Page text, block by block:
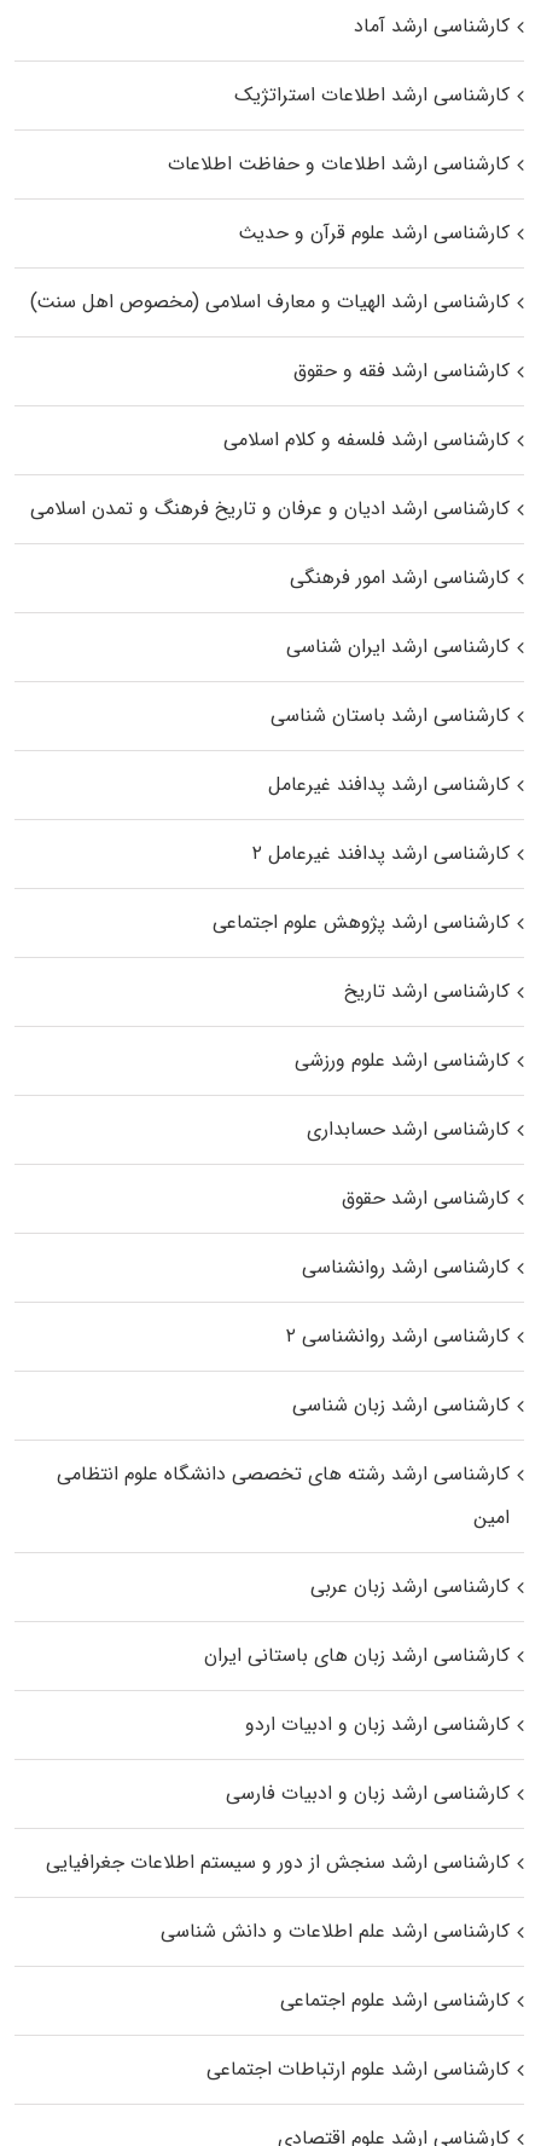
کارشناسی ارشد آماد
کارشناسی ارشد اطلاعات استراتژیک
کارشناسی ارشد اطلاعات و حفاظت اطلاعات
کارشناسی ارشد علوم قرآن و حدیث
کارشناسی ارشد الهیات و معارف اسلامی (مخصوص اهل سنت)
کارشناسی ارشد فقه و حقوق
کارشناسی ارشد فلسفه و کلام اسلامی
کارشناسی ارشد ادیان و عرفان و تاریخ فرهنگ و تمدن اسلامی
کارشناسی ارشد امور فرهنگی
کارشناسی ارشد ایران شناسی
کارشناسی ارشد باستان شناسی
کارشناسی ارشد پدافند غیرعامل
کارشناسی ارشد پدافند غیرعامل ۲
کارشناسی ارشد پژوهش علوم اجتماعی
کارشناسی ارشد تاریخ
کارشناسی ارشد علوم ورزشی
کارشناسی ارشد حسابداری
کارشناسی ارشد حقوق
کارشناسی ارشد روانشناسی
کارشناسی ارشد روانشناسی ۲
کارشناسی ارشد زبان شناسی
کارشناسی ارشد رﺷﺘﻪ ﻫﺎی تخصصی داﻧﺸﮕﺎه ﻋﻠﻮم انتظامی
اﻣﻴﻦ
کارشناسی ارشد زبان عربی
کارشناسی ارشد زبان‌ های باستانی ایران
کارشناسی ارشد زبان و ادبیات اردو
کارشناسی ارشد زبان و ادبیات فارسی
کارشناسی ارشد سنجش از دور و سیستم اطلاعات جغرافیایی
کارشناسی ارشد علم اطلاعات و دانش شناسی
کارشناسی ارشد علوم اجتماعی
کارشناسی ارشد علوم ارتباطات اجتماعی
کارشناسی ارشد علوم اقتصادی